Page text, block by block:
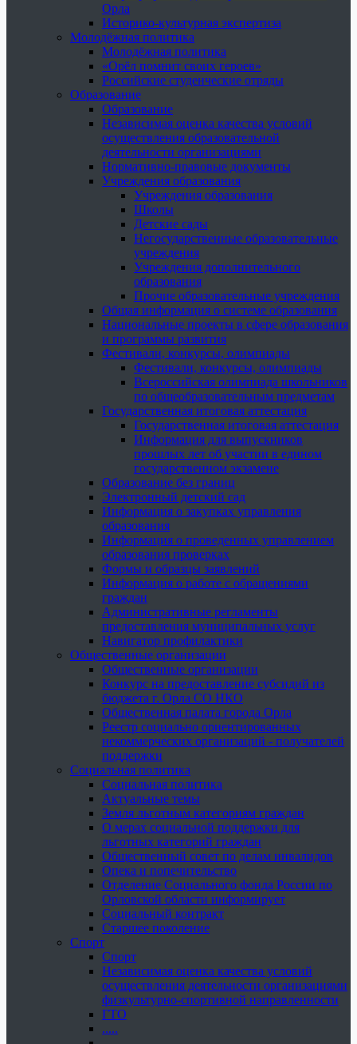
Орла
Историко-культурная экспертиза
Молодёжная политика
Молодёжная политика
«Орёл помнит своих героев»
Российские студенческие отряды
Образование
Образование
Независимая оценка качества условий
осуществления образовательной
деятельности организациями
Нормативно-правовые документы
Учреждения образования
Учреждения образования
Школы
Детские сады
Негосударственные образовательные
учреждения
Учреждения дополнительного
образования
Прочие образовательные учреждения
Общая информация о системе образования
Национальные проекты в сфере образования
и программы развития
Фестивали, конкурсы, олимпиады
Фестивали, конкурсы, олимпиады
Всероссийская олимпиада школьников
по общеобразовательным предметам
Государственная итоговая аттестация
Государственная итоговая аттестация
Информация для выпускников
прошлых лет об участии в едином
государственном экзамене
Образование без границ
Электронный детский сад
Информация о закупках управления
образования
Информация о проведенных управлением
образования проверках
Формы и образцы заявлений
Информация о работе с обращениями
граждан
Административные регламенты
предоставления муниципальных услуг
Навигатор профилактики
Общественные организации
Общественные организации
Конкурс на предоставление субсидий из
бюджета г. Орла СО НКО
Общественная палата города Орла
Реестр социально ориентированных
некоммерческих организаций - получателей
поддержки
Социальная политика
Социальная политика
Актуальные темы
Земля льготным категориям граждан
О мерах социальной поддержки для
льготных категорий граждан
Общественный совет по делам инвалидов
Опека и попечительство
Отделение Социального фонда России по
Орловской области информирует
Социальный контракт
Старшее поколение
Спорт
Спорт
Независимая оценка качества условий
осуществления деятельности организациями
физкультурно-спортивной направленности
ГТО
.....